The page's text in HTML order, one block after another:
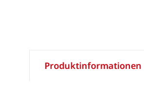
Produktinformationen